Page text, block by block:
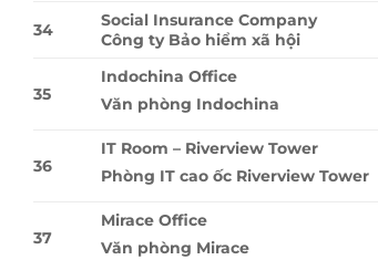
34
Social Insurance Company
Công ty Bảo hiểm xã hội
35
Indochina Office
Văn phòng Indochina
36
IT Room – Riverview Tower
Phòng IT cao ốc Riverview Tower
37
Mirace Office
Văn phòng Mirace